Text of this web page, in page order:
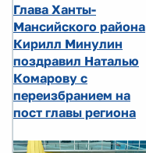
Глава Ханты-
Мансийского района
Кирилл Минулин
поздравил Наталью
Комарову с
переизбранием на
пост главы региона